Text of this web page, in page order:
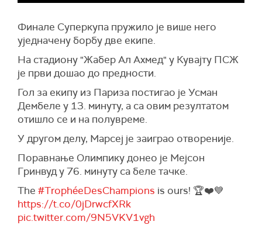
Финале Суперкупа пружило је више него
уједначену борбу две екипе.
На стадиону "Жабер Ал Ахмед" у Кувајту ПСЖ
је први дошао до предности.
Гол за екипу из Париза постигао је Усман
Дембеле у 13. минуту, а са овим резултатом
отишло се и на полувреме.
У другом делу, Марсеј је заиграо отвореније.
Поравнање Олимпику донео је Мејсон
Гринвуд у 76. минуту са беле тачке.
The #TrophéeDesChampions is ours! 🏆❤️💙
https://t.co/0jDrwcfXRk
pic.twitter.com/9N5VKV1vgh